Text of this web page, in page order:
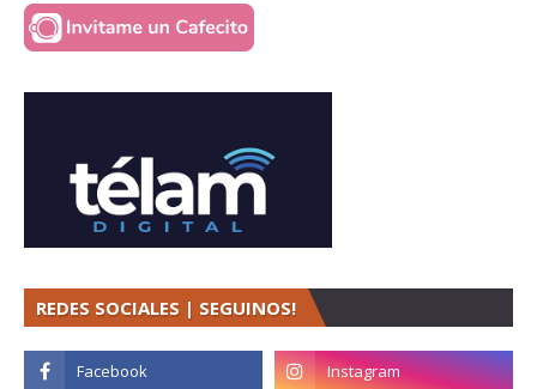
REDES SOCIALES | SEGUINOS!